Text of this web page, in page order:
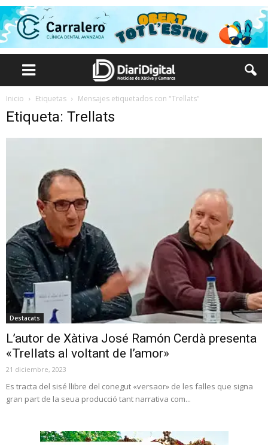
Inicio Etiquetas Mensajes etiquetados con "Trellats"
Etiqueta: Trellats
Destacats
L’autor de Xàtiva José Ramón Cerdà presenta
«Trellats al voltant de l’amor»
21 diciembre, 2023
Es tracta del sisé llibre del conegut «versaor» de les falles que signa
gran part de la seua producció tant narrativa com...